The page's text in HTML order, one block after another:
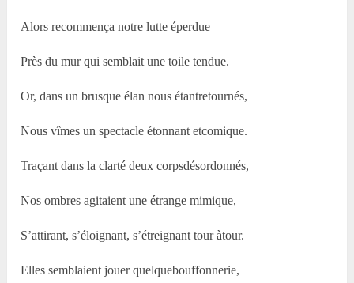
Alors recommença notre lutte éperdue
Près du mur qui semblait une toile tendue.
Or, dans un brusque élan nous étantretournés,
Nous vîmes un spectacle étonnant etcomique.
Traçant dans la clarté deux corpsdésordonnés,
Nos ombres agitaient une étrange mimique,
S’attirant, s’éloignant, s’étreignant tour àtour.
Elles semblaient jouer quelquebouffonnerie,